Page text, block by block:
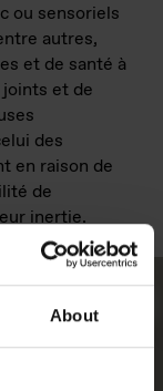
About
ou sensoriels
autres,
et de santé à
et de
des
en raison de
de
inertie.